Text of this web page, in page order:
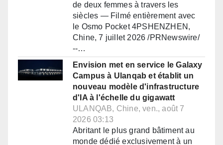
de deux femmes à travers les
siècles — Filmé entièrement avec
le Osmo Pocket 4PSHENZHEN,
Chine, 7 juillet 2026 /PRNewswire/
--…
Envision met en service le Galaxy
Campus à Ulanqab et établit un
nouveau modèle d'infrastructure
d'IA à l'échelle du gigawatt
ULANQAB, Chine, ven., août 7
2026 03:13
Abritant le plus grand bâtiment au
monde dédié exclusivement à un